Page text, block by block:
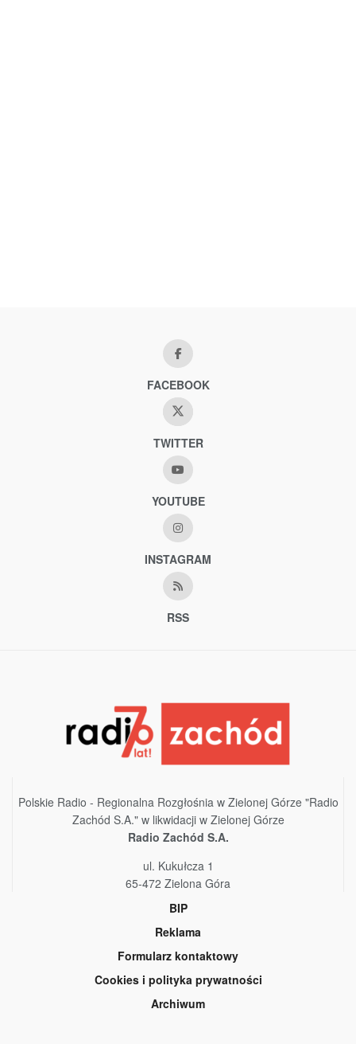
FACEBOOK
TWITTER
YOUTUBE
INSTAGRAM
RSS
Polskie Radio - Regionalna Rozgłośnia w Zielonej Górze "Radio
Zachód S.A." w likwidacji w Zielonej Górze
Radio Zachód S.A.
ul. Kukułcza 1
65-472 Zielona Góra
BIP
Reklama
Formularz kontaktowy
Cookies i polityka prywatności
Archiwum